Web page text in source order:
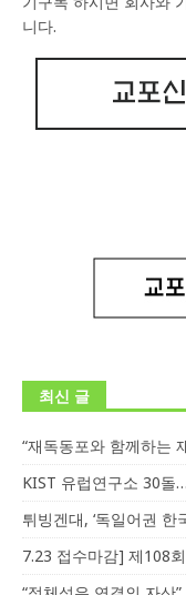
니다.
최신 글
“재독동포와 함께하는
KIST 유럽연구소 30돌
튀빙겐대, ‘독일어권 한
7.23 접수마감] 제108